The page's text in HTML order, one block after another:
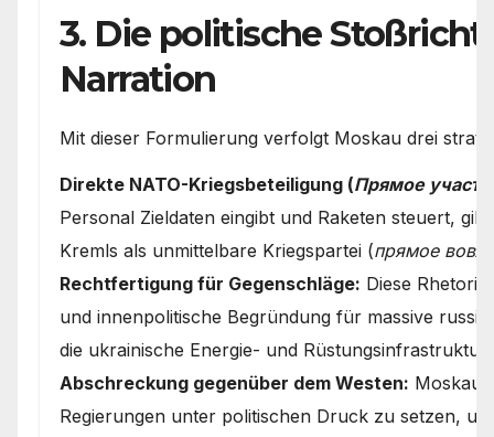
3. Die politische
Narration
Mit dieser Formulierung verfolgt Moskau drei
Direkte NATO-Kriegsbeteiligung (Прямое
Personal Zieldaten eingibt und Raketen steuert, gilt
Kremls als unmittelbare Kriegspartei (прямое
Rechtfertigung für Gegenschläge: Diese
und innenpolitische Begründung für massive
die ukrainische Energie- und Rüstungsinfrastruktur.
Abschreckung gegenüber dem Westen: Moskau
Regierungen unter politischen Druck zu setzen,